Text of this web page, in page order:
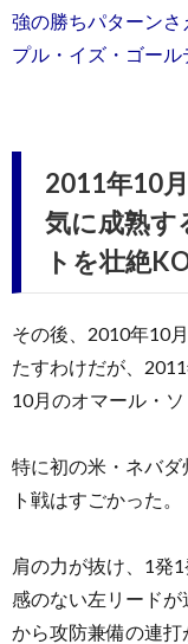
強の勝ちパターン
プル・イズ・ゴール
2011年10
気に成熟す
トを壮絶
その後、2010年10
たすわけだが、
10月のオマール・
特に初の米・ネバ
ト戦はすごかった。
肩の力が抜け、1発
感のない左リードが
から攻防兼備の連打